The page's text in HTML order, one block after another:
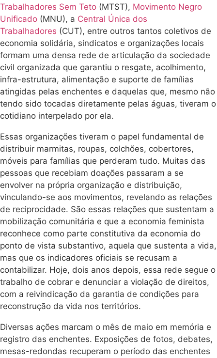
Trabalhadores Sem Teto (MTST), Movimento Negro
Unificado (MNU), a Central Única dos
Trabalhadores (CUT), entre outros tantos coletivos de
economia solidária, sindicatos e organizações locais
formam uma densa rede de articulação da sociedade
civil organizada que garantiu o resgate, acolhimento,
infra-estrutura, alimentação e suporte de famílias
atingidas pelas enchentes e daquelas que, mesmo não
tendo sido tocadas diretamente pelas águas, tiveram o
cotidiano interpelado por ela.
Essas organizações tiveram o papel fundamental de
distribuir marmitas, roupas, colchões, cobertores,
móveis para famílias que perderam tudo. Muitas das
pessoas que recebiam doações passaram a se
envolver na própria organização e distribuição,
vinculando-se aos movimentos, revelando as relações
de reciprocidade. São essas relações que sustentam a
mobilização comunitária e que a economia feminista
reconhece como parte constitutiva da economia do
ponto de vista substantivo, aquela que sustenta a vida,
mas que os indicadores oficiais se recusam a
contabilizar. Hoje, dois anos depois, essa rede segue o
trabalho de cobrar e denunciar a violação de direitos,
com a reivindicação da garantia de condições para
reconstrução da vida nos territórios.
Diversas ações marcam o mês de maio em memória e
registro das enchentes. Exposições de fotos, debates,
mesas-redondas recuperam o período das enchentes